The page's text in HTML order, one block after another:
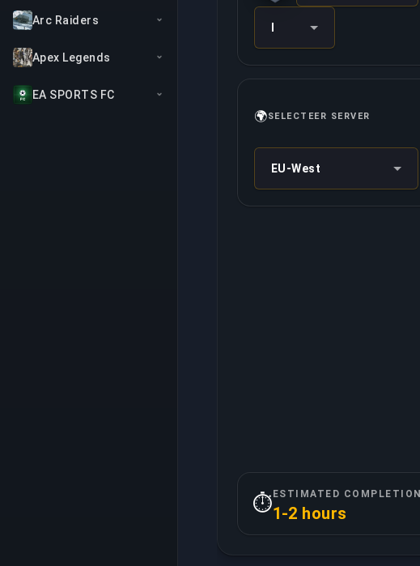
Arc Raiders
Apex Legends
EA SPORTS FC
🌍SELECTEER SERVER
EU-West
⏱️ ESTIMATED COMPLETION
1-2 hours